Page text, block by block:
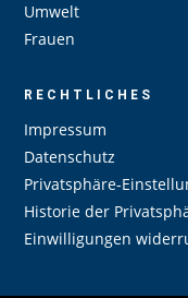
Umwelt
Frauen
RECHTLICHES
Impressum
Datenschutz
Privatsphäre-
Historie der
Einwilligungen